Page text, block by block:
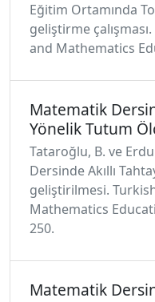
Eğitim Ortamında
geliştirme
and Mathematics
Matematik
Yönelik Tutum
Tataroğlu, B. ve
Dersinde Akıllı
geliştirilmesi.
Mathematics
250.
Matematik